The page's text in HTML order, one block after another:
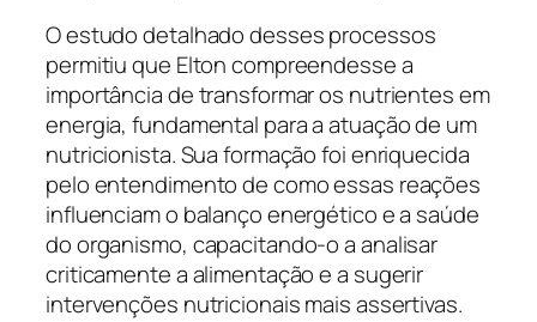
O estudo detalhado desses processos
permitiu que Elton compreendesse a
importância de transformar os nutrientes em
energia, fundamental para a atuação de um
nutricionista. Sua formação foi enriquecida
pelo entendimento de como essas reações
influenciam o balanço energético e a saúde
do organismo, capacitando-o a analisar
criticamente a alimentação e a sugerir
intervenções nutricionais mais assertivas.